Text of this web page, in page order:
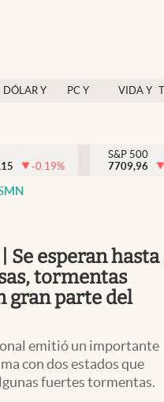
DÓLAR Y
PC Y
VIDA Y
México
-0.19%
S&P 500
7709,96
esperan hasta
tormentas
gran parte del
emitió un importante
con dos estados que
fuertes tormentas.